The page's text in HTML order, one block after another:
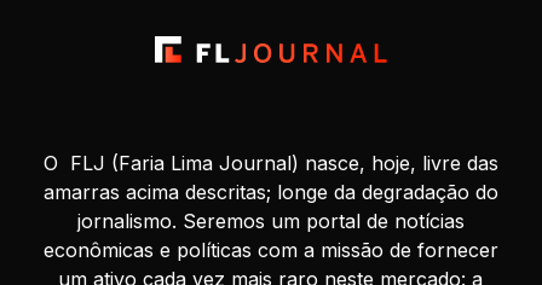
O FLJ (Faria Lima Journal) nasce, hoje, livre das
amarras acima descritas; longe da degradação do
jornalismo. Seremos um portal de notícias
econômicas e políticas com a missão de fornecer
um ativo cada vez mais raro neste mercado: a